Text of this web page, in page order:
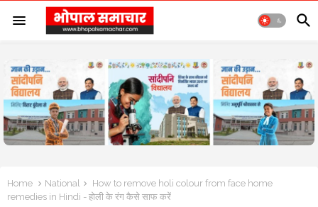
Home National
How to remove holi colour from face home
remedies in Hindi - होली के रंग कैसे साफ करें